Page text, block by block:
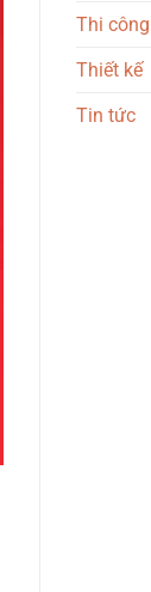
Thi
Thiết kế
Tin tức